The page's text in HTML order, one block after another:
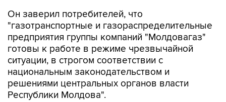
Он заверил потребителей, что
"газотранспортные и газораспределительные
предприятия группы компаний "Молдовагаз"
готовы к работе в режиме чрезвычайной
ситуации, в строгом соответствии с
национальным законодательством и
решениями центральных органов власти
Республики Молдова".